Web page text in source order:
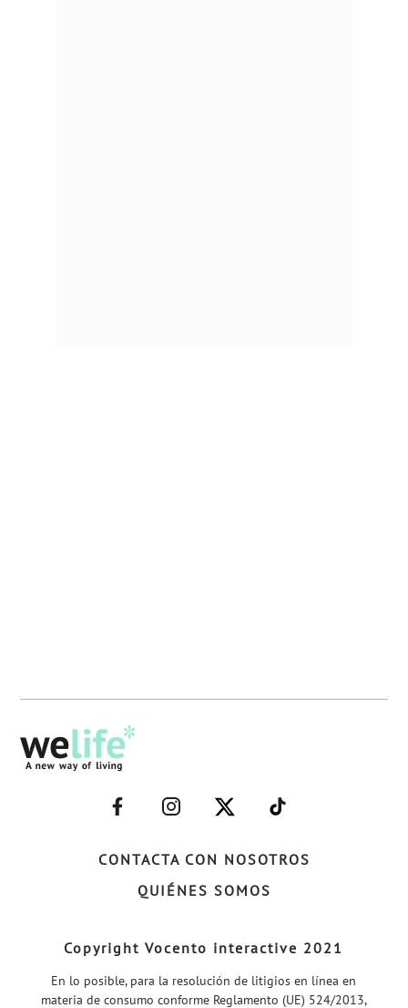
CONTACTA CON NOSOTROS
QUIÉNES SOMOS
–
FACEBOOK–
–
INSTAGRAM–
–
TWITTER–
–
WELIFE–
Copyright Vocento interactive 2021
En lo posible, para la resolución de litigios en línea en
materia de consumo conforme Reglamento (UE) 524/2013,